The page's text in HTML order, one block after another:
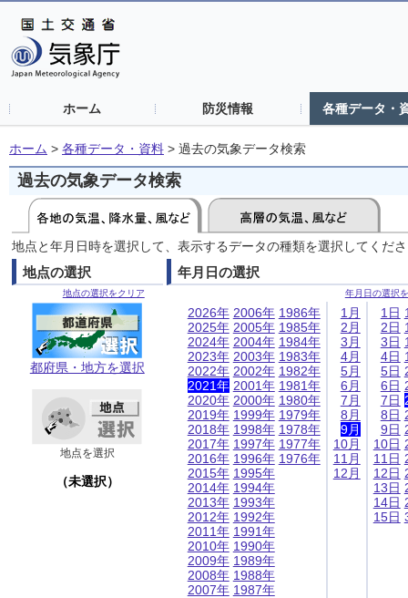
ホーム 防災情報 各種データ・
ホーム > 各種データ・資料 > 過去の気象データ検索
過去の気象データ検索
地点と年月日時を選択して、表示するデータの種類を選択してくだ
地点の選択
地点の選択をクリア
都府県・地方を選択
地点を選択
（未選択）
年月日の選択
年月日の選択
2026年
2025年
2024年
2023年
2022年
2021年
2020年
2019年
2018年
2017年
2016年
2015年
2014年
2013年
2012年
2011年
2010年
2009年
2008年
2007年
2006年
2005年
2004年
2003年
2002年
2001年
2000年
1999年
1998年
1997年
1996年
1995年
1994年
1993年
1992年
1991年
1990年
1989年
1988年
1987年
1986年
1985年
1984年
1983年
1982年
1981年
1980年
1979年
1978年
1977年
1976年
1月
2月
3月
4月
5月
6月
7月
8月
9月
10月
11月
12月
1日
2日
3日
4日
5日
6日
7日
8日
9日
10日
11日
12日
13日
14日
15日